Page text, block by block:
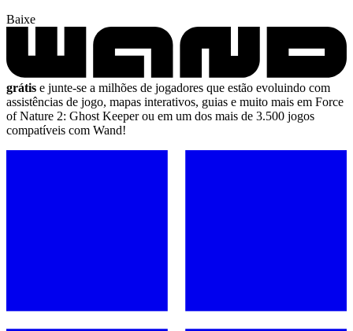
Baixe
grátis e junte-se a milhões de jogadores que estão evoluindo com
assistências de jogo, mapas interativos, guias e muito mais em Force
of Nature 2: Ghost Keeper ou em um dos mais de 3.500 jogos
compatíveis com Wand!